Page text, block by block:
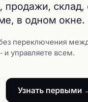
продажи,
в одном окне.
переключения
и управляете всем.
Узнать первыми